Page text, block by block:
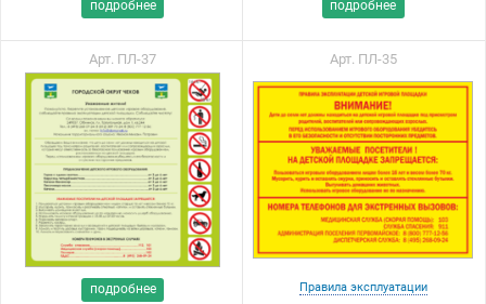
подробнее подробнее
Арт. ПЛ-37
подробнее
Арт. ПЛ-35
Правила эксплуатации